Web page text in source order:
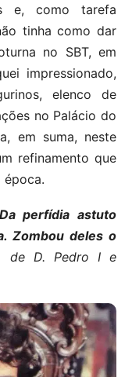
e, como tarefa
tinha como dar
no SBT, em
impressionado,
elenco de
no Palácio do
em suma, neste
refinamento que
perfídia astuto
Zombou deles o
de D. Pedro I e